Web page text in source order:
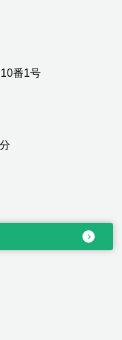
番1号